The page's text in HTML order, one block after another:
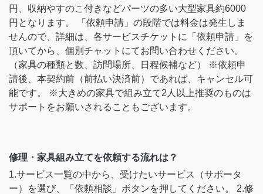
円、収納やすのこ付きなどパーツの多い大型家具約6000
円となります。 「依頼申請」の段階では料金は発生しま
せんので、詳細は、各サービスチケットに「依頼申請」を
頂いてから、個別チャットにてお問い合わせください。
（家具の種類と数、訪問場所、日程候補など） ※依頼申
請後、本契約前（前払い決済前）であれば、キャンセル可
能です。 ※大きめの家具で組み立て2人以上推奨のものは
サポートをお願いされることもございます。
修理・家具組み立てを依頼する流れは？
1.サービス一覧の中から、受けたいサービス（サポータ
ー）を選び、「依頼相談」ボタンを押してください。 2.修